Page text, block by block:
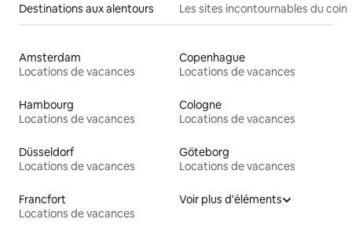
Destinations aux alentours Les sites incontournables du coin
Amsterdam
Locations de vacances
Copenhague
Locations de vacances
Hambourg
Locations de vacances
Cologne
Locations de vacances
Düsseldorf
Locations de vacances
Göteborg
Locations de vacances
Francfort
Locations de vacances
Voir plus d'éléments